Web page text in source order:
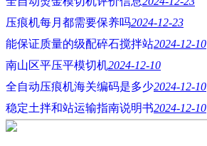
压痕机每月都需要保养吗2024-12-23
能保证质量的级配碎石搅拌站2024-12-10
南山区平压平模切机2024-12-10
全自动压痕机海关编码是多少2024-12-10
稳定土拌和站运输指南说明书2024-12-10